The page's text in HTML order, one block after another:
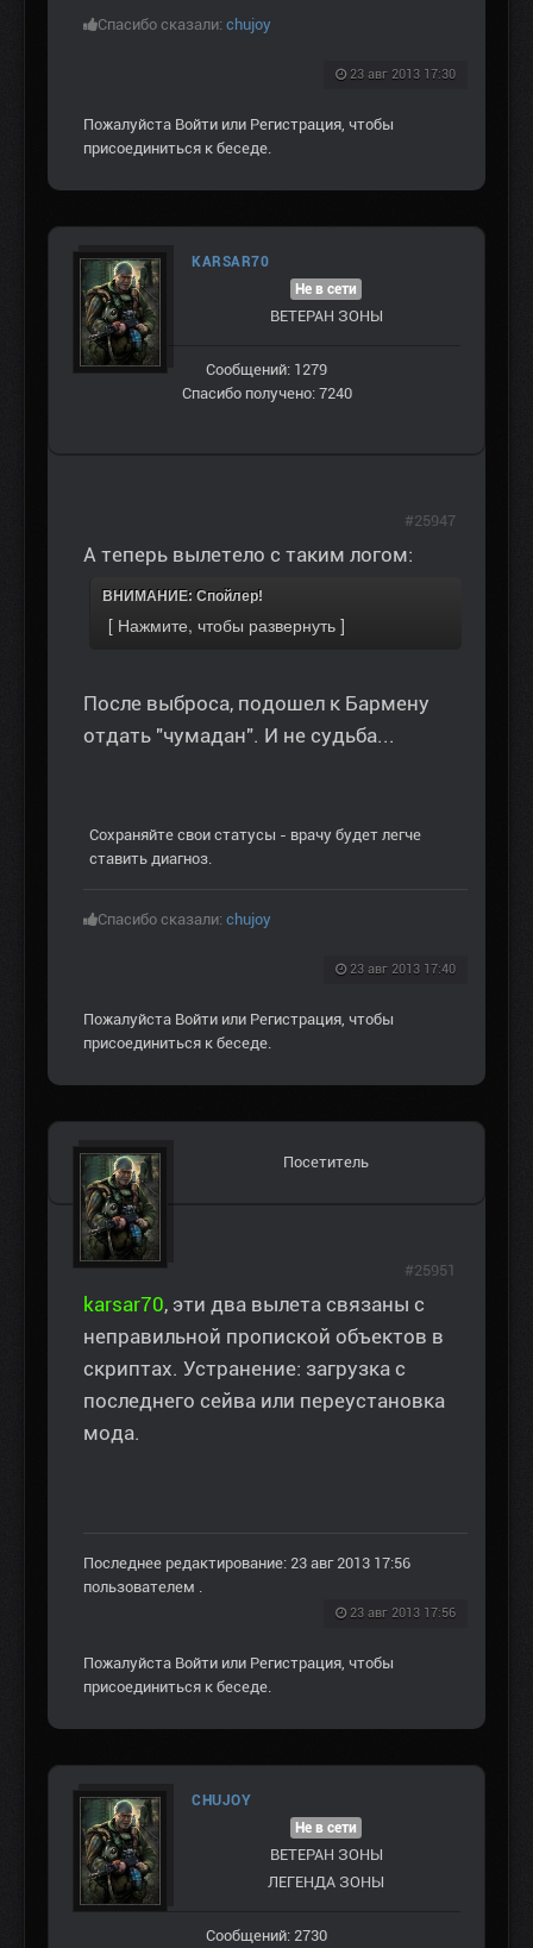
Спасибо сказали: chujoy
23 авг 2013 17:30
Пожалуйста Войти или Регистрация , чтобы
присоединиться к беседе.
KARSAR70
Не в сети
ВЕТЕРАН ЗOНЫ
Сообщений: 1279
Спасибо получено: 7240
А теперь вылетело с таким логом:
ВНИМАНИЕ: Спойлер!
После выброса, подошел к Бармену
отдать "чумадан". И не судьба...
Сохраняйте свои статусы - врачу будет легче
ставить диагноз.
Спасибо сказали: chujoy
23 авг 2013 17:40
#25947
Пожалуйста Войти или Регистрация , чтобы
присоединиться к беседе.
Посетитель
karsar70, эти два вылета связаны с
неправильной пропиской объектов в
скриптах. Устранение: загрузка с
последнего сейва или переустановка
мода.
Последнее редактирование: 23 авг 2013 17:56
пользователем
23 авг 2013 17:56
#25951
Пожалуйста Войти или Регистрация , чтобы
присоединиться к беседе.
CHUJOY
Не в сети
ВЕТЕРАН ЗOНЫ
ЛЕГЕНДА ЗОНЫ
Сообщений: 2730